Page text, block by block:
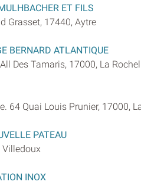
ET FILS
Grasset, 17440, Aytre
BERNARD ATLANTIQUE
Des Tamaris, 17000, La
64 Quai Louis Prunier, 17000,
PATEAU
Villedoux
INOX